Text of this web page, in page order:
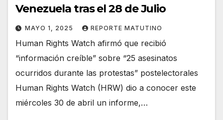
Venezuela tras el 28 de Julio
MAYO 1, 2025 REPORTE MATUTINO
Human Rights Watch afirmó que recibió
“información creíble” sobre “25 asesinatos
ocurridos durante las protestas” postelectorales
Human Rights Watch (HRW) dio a conocer este
miércoles 30 de abril un informe,…